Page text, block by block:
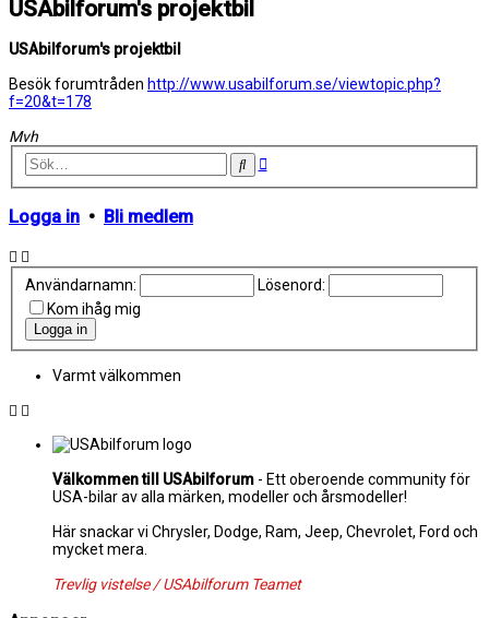
USAbilforum's projektbil
USAbilforum's projektbil
Besök forumtråden http://www.usabilforum.se/viewtopic.php?
f=20&t=178
Mvh
SökAvancerad
Logga in • Bli medlem
Användarnamn:
Lösenord:
Kom ihåg mig
Varmt välkommen
Välkommen till USAbilforum - Ett oberoende community för
USA-bilar av alla märken, modeller och årsmodeller!
Här snackar vi Chrysler, Dodge, Ram, Jeep, Chevrolet, Ford och
mycket mera.
Trevlig vistelse / USAbilforum Teamet